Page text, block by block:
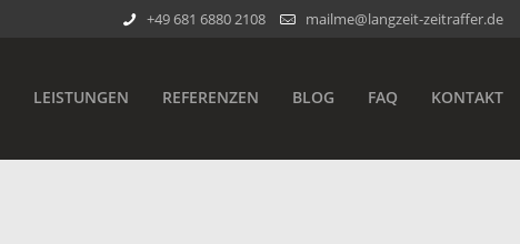
+49 681 6880 2108 mailme@langzeit-zeitraffer.de
LEISTUNGEN REFERENZEN BLOG FAQ KONTAKT